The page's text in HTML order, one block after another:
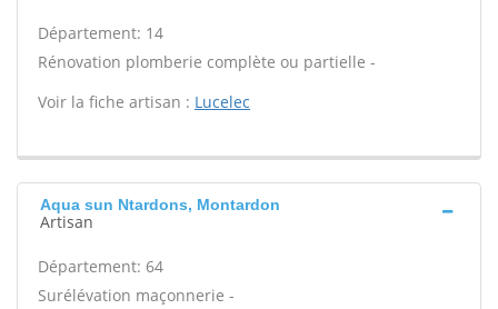
Département: 14
Rénovation plomberie complète ou partielle -
Voir la fiche artisan : Lucelec
Aqua sun Ntardons, Montardon
Artisan
Département: 64
Surélévation maçonnerie -